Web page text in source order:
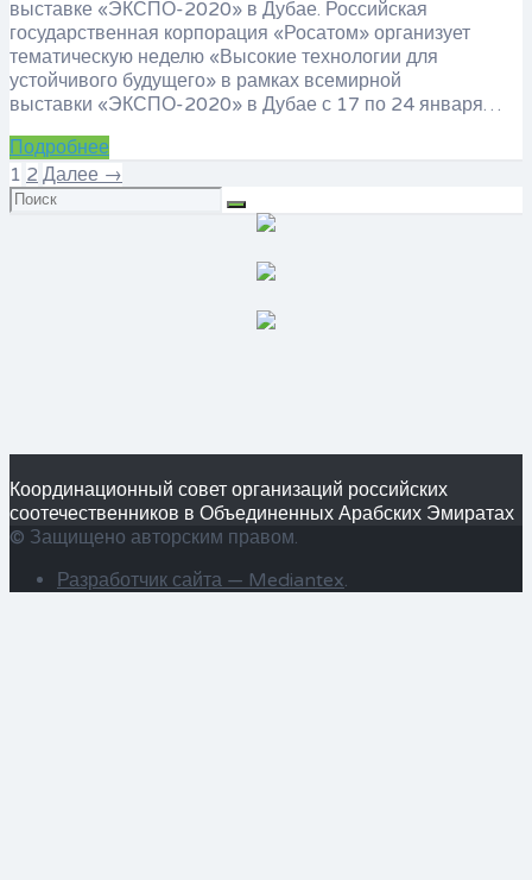
выставке «ЭКСПО-2020» в Дубае. Российская
государственная корпорация «Росатом» организует
тематическую неделю «Высокие технологии для
устойчивого будущего» в рамках всемирной
выставки «ЭКСПО-2020» в Дубае с 17 по 24 января…
Подробнее
1 2 Далее →
Искать:
Координационный совет организаций российских
соотечественников в Объединенных Арабских Эмиратах
© Защищено авторским правом.
Разработчик сайта — Mediantex.